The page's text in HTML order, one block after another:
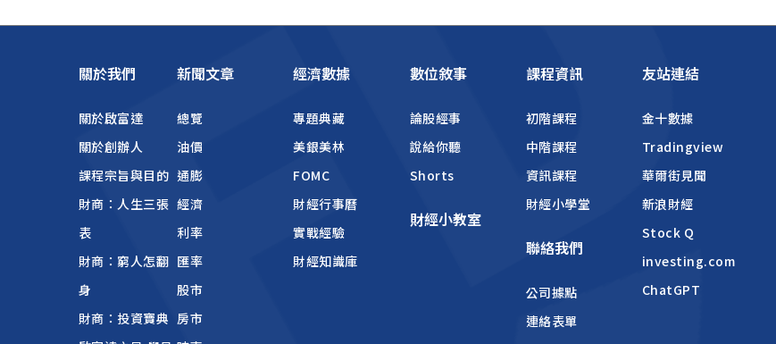
關於我們
關於啟富達
關於創辦人
課程宗旨與目的
財商：人生三張
表
財商：窮人怎翻
身
財商：投資寶典
新聞文章
總覽
油價
通膨
經濟
利率
匯率
股市
房市
經濟數據
專題典藏
美銀美林
FOMC
財經行事曆
實戰經驗
財經知識庫
數位敘事
論股經事
說給你聽
Shorts
財經小教室
課程資訊
初階課程
中階課程
資訊課程
財經小學堂
聯絡我們
公司據點
連絡表單
友站連結
金十數據
Tradingview
華爾街見聞
新浪財經
Stock Q
investing.com
ChatGPT